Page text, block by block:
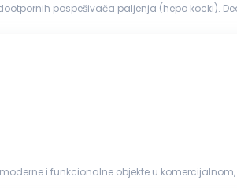
pospešivača paljenja (hepo kocki).
i funkcionalne objekte u